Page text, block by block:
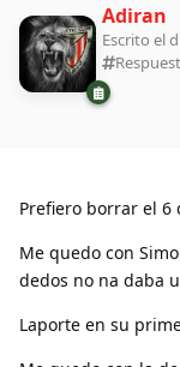
Adiran
Escrito el
Prefiero borrar el 6
Me quedo con
dedos no na daba
Laporte en su